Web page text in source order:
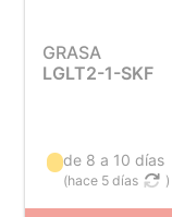
GRASA
LGLT2-1-SKF
de 8 a 10 días
(hace 5 días )